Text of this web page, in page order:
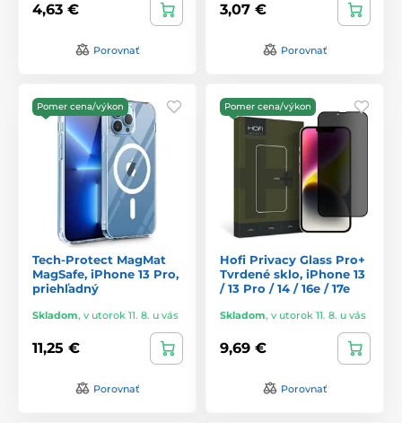
4,63 €
Porovnať
3,07 €
Porovnať
Pomer cena/výkon
Tech-Protect MagMat
MagSafe, iPhone 13 Pro,
priehľadný
Skladom, v utorok 11. 8. u vás
11,25 €
Porovnať
Pomer cena/výkon
Hofi Privacy Glass Pro+
Tvrdené sklo, iPhone 13
/ 13 Pro / 14 / 16e / 17e
Skladom, v utorok 11. 8. u vás
9,69 €
Porovnať